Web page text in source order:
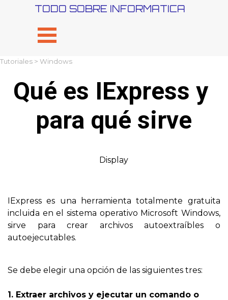
Vaya al Contenido
Saltar menú
TODO SOBRE INFORMATICA
Tutoriales > Windows
Qué es IExpress y
para qué sirve
Display
IExpress es una herramienta totalmente gratuita
incluida en el sistema operativo Microsoft Windows,
sirve para crear archivos autoextraíbles o
autoejecutables.
Se debe elegir una opción de las siguientes tres:
1. Extraer archivos y ejecutar un comando o